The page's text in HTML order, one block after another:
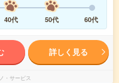
40代 50代 60代
詳しく見る
・サービス